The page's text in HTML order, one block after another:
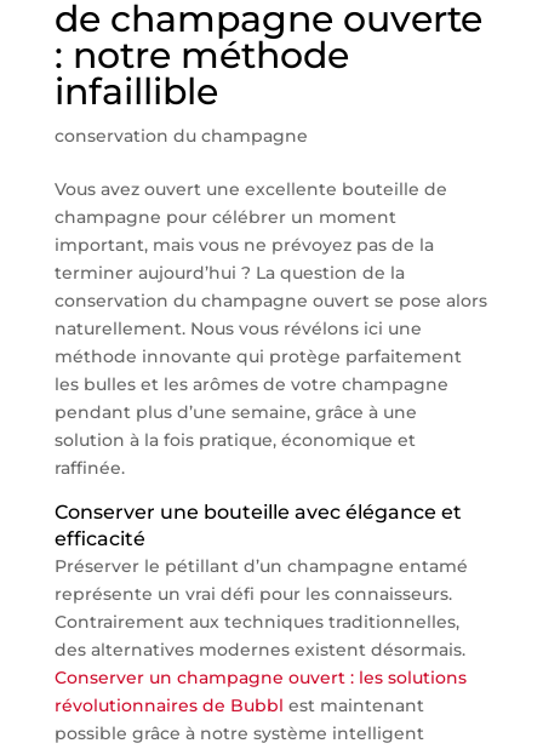
de champagne ouverte
: notre méthode
infaillible
conservation du champagne
Vous avez ouvert une excellente bouteille de
champagne pour célébrer un moment
important, mais vous ne prévoyez pas de la
terminer aujourd’hui ? La question de la
conservation du champagne ouvert se pose alors
naturellement. Nous vous révélons ici une
méthode innovante qui protège parfaitement
les bulles et les arômes de votre champagne
pendant plus d’une semaine, grâce à une
solution à la fois pratique, économique et
raffinée.
Conserver une bouteille avec élégance et
efficacité
Préserver le pétillant d’un champagne entamé
représente un vrai défi pour les connaisseurs.
Contrairement aux techniques traditionnelles,
des alternatives modernes existent désormais.
Conserver un champagne ouvert : les solutions
révolutionnaires de Bubbl est maintenant
possible grâce à notre système intelligent